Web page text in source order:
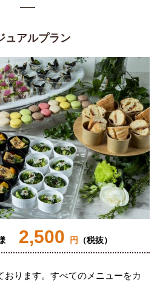
ュアルプラン
2,500 円 （税抜）
おります。すべてのメニューをカ